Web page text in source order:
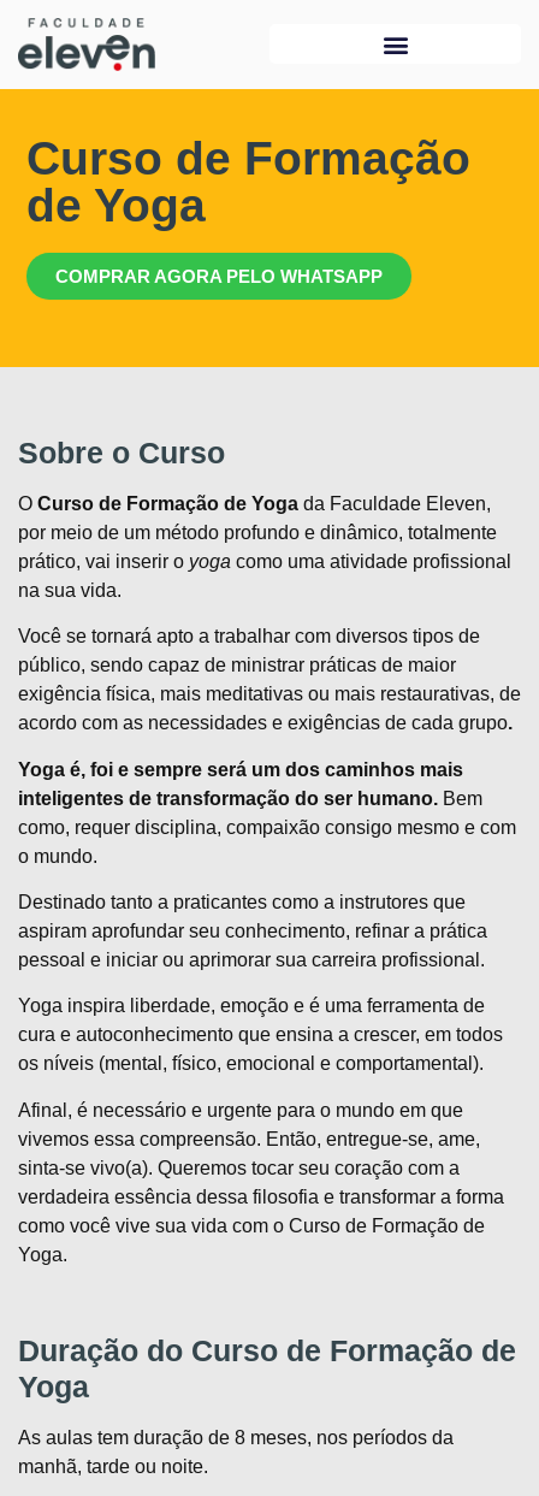
Curso de Formação
de Yoga
COMPRAR AGORA PELO WHATSAPP
Sobre o Curso
O Curso de Formação de Yoga da Faculdade Eleven,
por meio de um método profundo e dinâmico, totalmente
prático, vai inserir o yoga como uma atividade profissional
na sua vida.
Você se tornará apto a trabalhar com diversos tipos de
público, sendo capaz de ministrar práticas de maior
exigência física, mais meditativas ou mais restaurativas, de
acordo com as necessidades e exigências de cada grupo.
Yoga é, foi e sempre será um dos caminhos mais
inteligentes de transformação do ser humano. Bem
como, requer disciplina, compaixão consigo mesmo e com
o mundo.
Destinado tanto a praticantes como a instrutores que
aspiram aprofundar seu conhecimento, refinar a prática
pessoal e iniciar ou aprimorar sua carreira profissional.
Yoga inspira liberdade, emoção e é uma ferramenta de
cura e autoconhecimento que ensina a crescer, em todos
os níveis (mental, físico, emocional e comportamental).
Afinal, é necessário e urgente para o mundo em que
vivemos essa compreensão. Então, entregue-se, ame,
sinta-se vivo(a). Queremos tocar seu coração com a
verdadeira essência dessa filosofia e transformar a forma
como você vive sua vida com o Curso de Formação de
Yoga.
Duração do Curso de Formação de
Yoga
As aulas tem duração de 8 meses, nos períodos da
manhã, tarde ou noite.